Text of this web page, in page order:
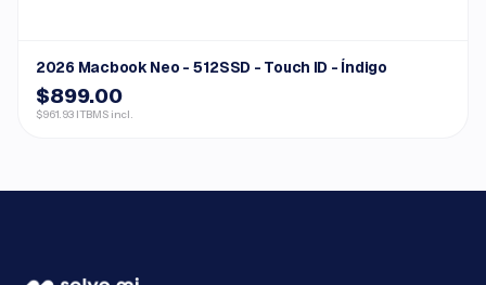
2026 Macbook Neo - 512SSD - Touch ID - Índigo
$899.00
$961.93 ITBMS incl.